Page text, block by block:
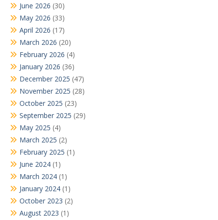
June 2026 (30)
May 2026 (33)
April 2026 (17)
March 2026 (20)
February 2026 (4)
January 2026 (36)
December 2025 (47)
November 2025 (28)
October 2025 (23)
September 2025 (29)
May 2025 (4)
March 2025 (2)
February 2025 (1)
June 2024 (1)
March 2024 (1)
January 2024 (1)
October 2023 (2)
August 2023 (1)